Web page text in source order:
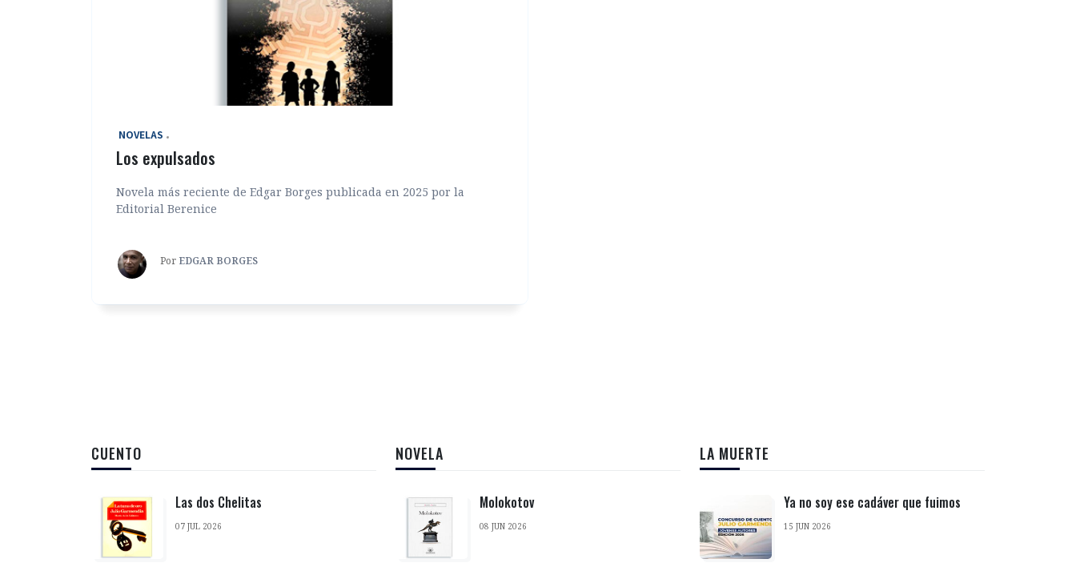
‎ NOVELAS
Los expulsados
Novela más reciente de Edgar Borges publicada en 2025 por la
Editorial Berenice
Por EDGAR BORGES
CUENTO
Las dos Chelitas
07 JUL 2026
NOVELA
Molokotov
08 JUN 2026
LA MUERTE
Ya no soy ese cadáver que fuimos
15 JUN 2026